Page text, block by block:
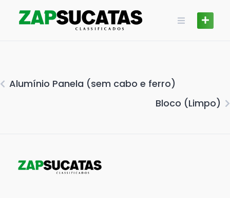
Alumínio Panela (sem cabo e ferro)
Bloco (Limpo)